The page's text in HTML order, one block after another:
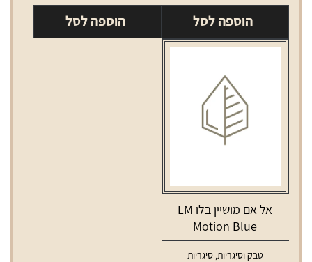
הוספה לסל
ווינסטון
כחול
הוספה לסל
אל אם מושיין בלו LM
Motion Blue
טבק וסיגריות,סיגריות